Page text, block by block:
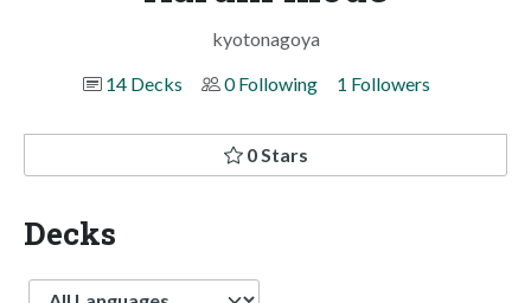
kyotonagoya
14 Decks
0 Following 1 Followers
0 Stars
Decks
Language